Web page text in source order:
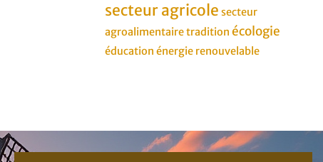
secteur agricole secteur
agroalimentairetradition écologie
éducation énergie renouvelable